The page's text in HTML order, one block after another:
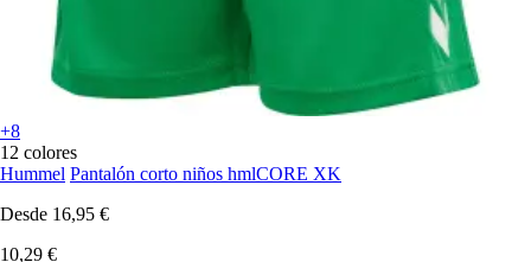
+8
12 colores
Hummel Pantalón corto niños hmlCORE XK
Desde 16,95 €
10,29 €